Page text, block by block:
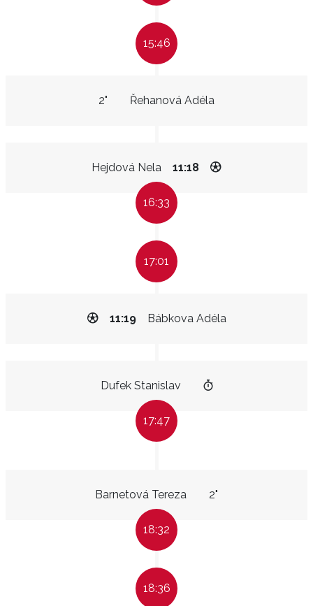
15:46
Řehanová Adéla
2"
Hejdová Nela 11:18
16:33
17:01
Bábkova Adéla
11:19
Dufek Stanislav
17:47
Barnetová Tereza 2"
18:32
18:36